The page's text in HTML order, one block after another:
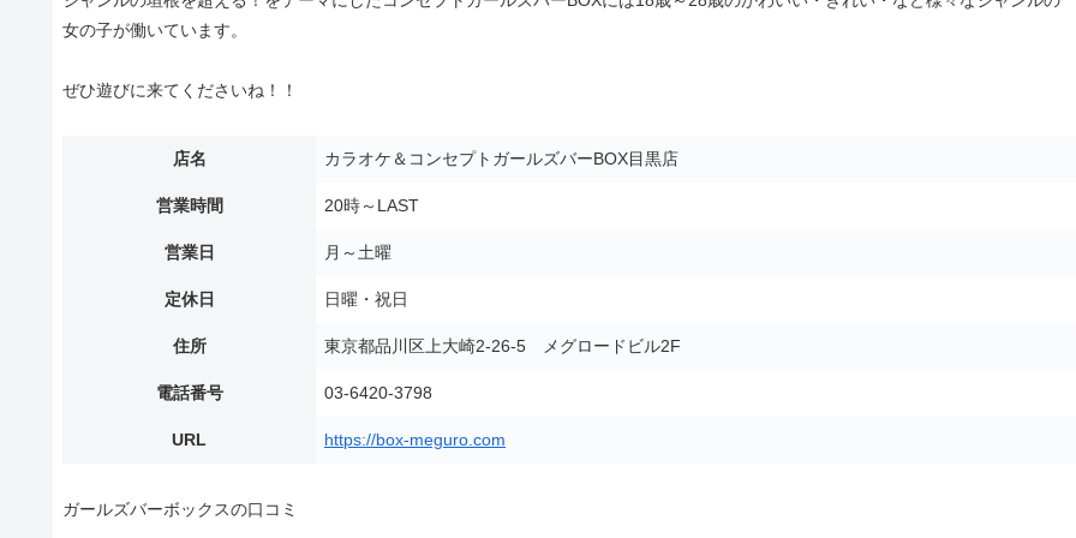
女の子が働いています。
ぜひ遊びに来てくださいね！！
店名 カラオケ＆コンセプトガールズバーBOX目黒店
営業時間 20時～LAST
営業日 月～土曜
定休日 日曜・祝日
住所 東京都品川区上大崎2-26-5 メグロードビル2F
電話番号 03-6420-3798
URL https://box-meguro.com
ガールズバーボックスの口コミ